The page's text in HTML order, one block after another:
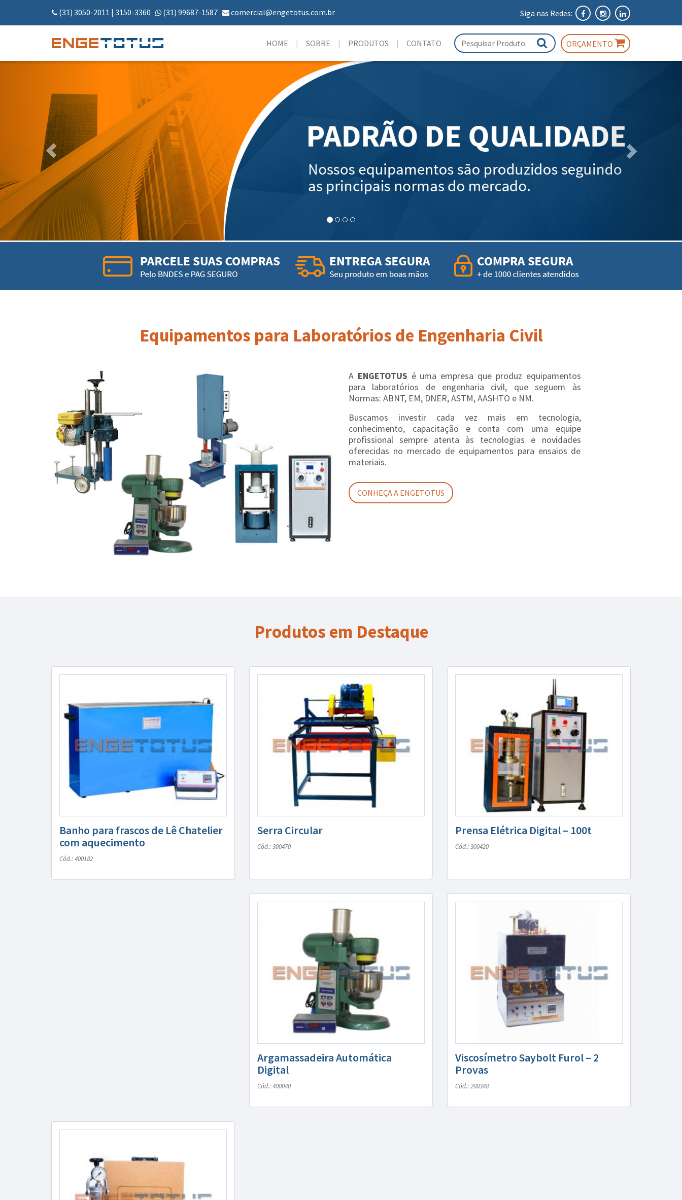
(31) 3050-2011 | 3150-3360 (31) 99687-1587 comercial@engetotus.com.br Siga nas Redes:
HOME SOBRE PRODUTOS CONTATO ORÇAMENTO
Equipamentos para Laboratórios de Engenharia Civil
A ENGETOTUS é uma empresa que produz equipamentos
para laboratórios de engenharia civil, que seguem às
Normas: ABNT, EM, DNER, ASTM, AASHTO e NM.
Buscamos investir cada vez mais em tecnologia,
conhecimento, capacitação e conta com uma equipe
profissional sempre atenta às tecnologias e novidades
oferecidas no mercado de equipamentos para ensaios de
materiais.
CONHEÇA A ENGETOTUS
Produtos em Destaque
Banho para frascos de Lê Chatelier
com aquecimento
Cód.: 400182
Serra Circular
Cód.: 300470
Prensa Elétrica Digital – 100t
Cód.: 300420
Argamassadeira Automática
Digital
Cód.: 400040
Viscosímetro Saybolt Furol – 2
Provas
Cód.: 200348